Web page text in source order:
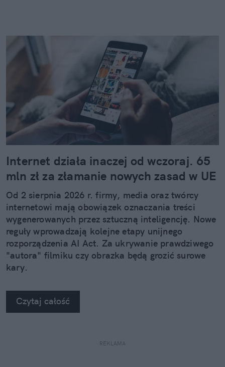
Internet działa inaczej od wczoraj. 65
mln zł za złamanie nowych zasad w UE
Od 2 sierpnia 2026 r. firmy, media oraz twórcy
internetowi mają obowiązek oznaczania treści
wygenerowanych przez sztuczną inteligencję. Nowe
reguły wprowadzają kolejne etapy unijnego
rozporządzenia AI Act. Za ukrywanie prawdziwego
"autora" filmiku czy obrazka będą grozić surowe
kary.
Czytaj całość
REKLAMA